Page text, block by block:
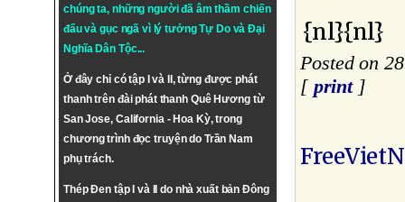
chúng ta, những người đã âm thầm chiến
đấu và gục ngã vì lý tưởngTự DovàĐại
Nghĩa Dân Tộc...
Ở đây chỉ có tập I và II, từng được phát
thanh trên đài phát thanh Quê Hương từ
San Jose, California - Hoa Kỳ, trong
chương trình đọc truyện do Trần Nam
phụ trách.
Thép Đen tập I và II do nhà xuất bản Đông
{nl}{nl}
Posted on
[ print]